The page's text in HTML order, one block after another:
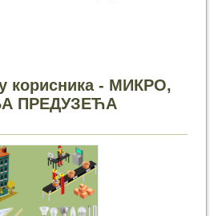
корисника - МИКРО,
ПРЕДУЗЕЋА